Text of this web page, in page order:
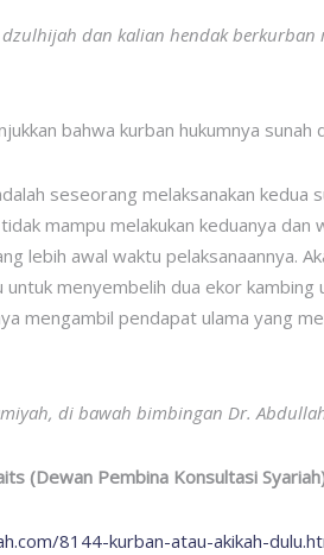
dan kalian hendak
bahwa kurban hukumnya sunah
seseorang melaksanakan
mampu melakukan keduanya
lebih awal waktu pelaksanaannya.
menyembelih dua ekor kambing
mengambil pendapat ulama yang
di bawah bimbingan Dr.
(Dewan Pembina Konsultasi
8144-kurban-atau-akikah-